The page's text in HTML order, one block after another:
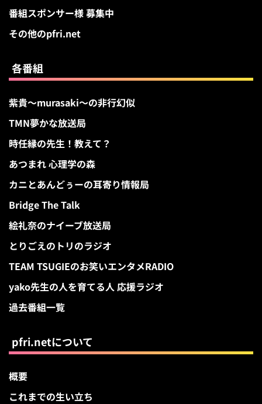
番組スポンサー様 募集中
その他のpfri.net
各番組
紫貴～murasaki～の非行幻似
TMN夢かな放送局
時任縁の先生！教えて？
あつまれ 心理学の森
カニとあんどぅーの耳寄り情報局
Bridge The Talk
絵礼奈のナイーブ放送局
とりごえのトリのラジオ
TEAM TSUGIEのお笑いエンタメRADIO
yako先生の人を育てる人 応援ラジオ
過去番組一覧
pfri.netについて
概要
これまでの生い立ち